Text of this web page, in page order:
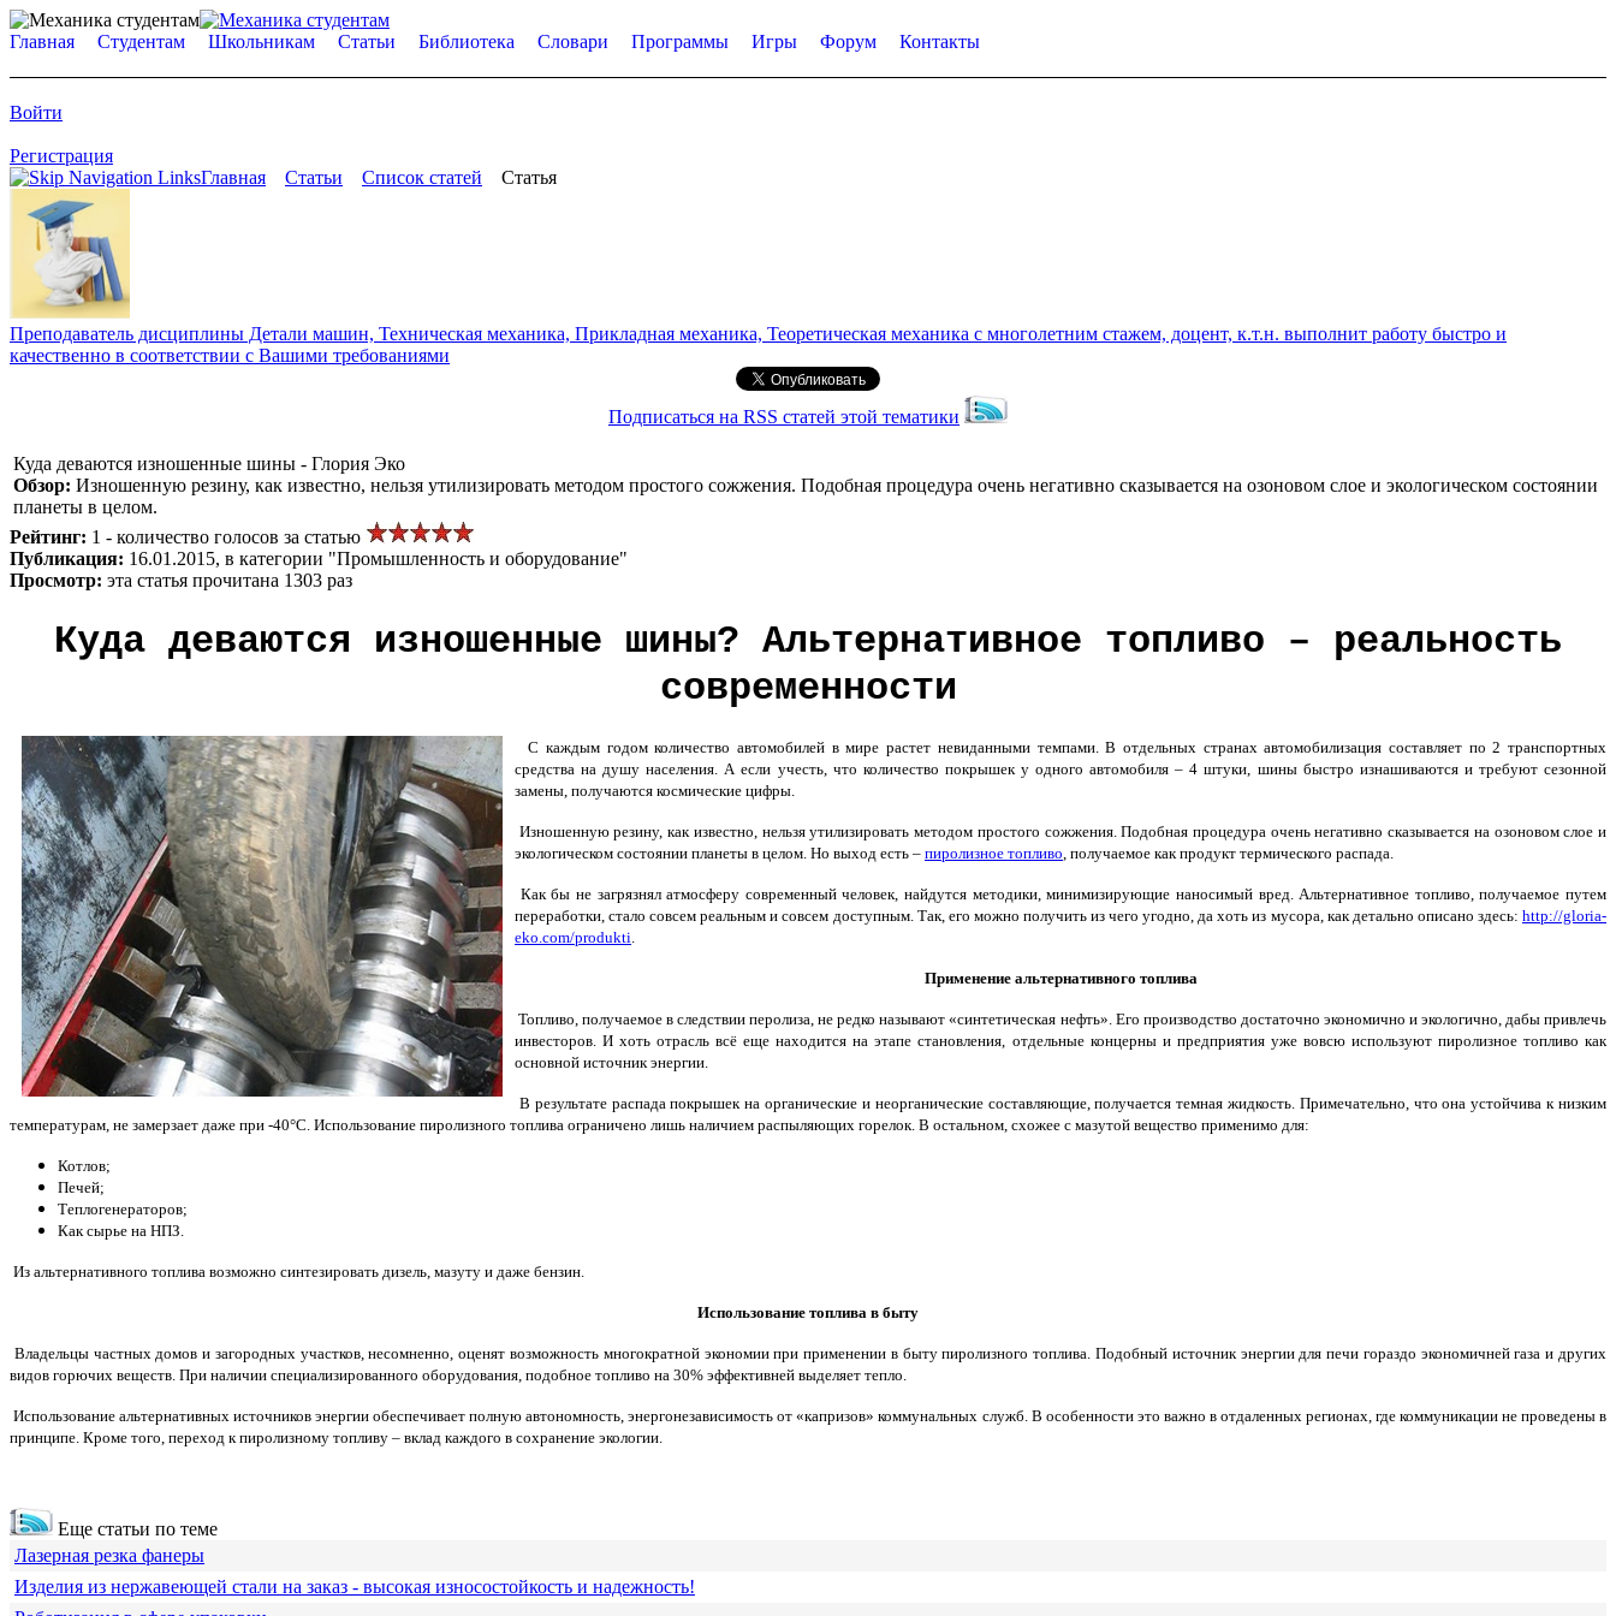
Главная Студентам Школьникам Статьи Библиотека Словари Программы Игры Форум Контакты
Войти
Регистрация
Главная
Статьи Список статей Статья
Преподаватель дисциплины Детали машин, Техническая механика, Прикладная механика, Теоретическая механика с многолетним стажем, доцент, к.т.н. выполнит работу быстро и
качественно в соответствии с Вашими требованиями
Подписаться на RSS статей этой тематики
Куда деваются изношенные шины - Глория Эко
Обзор: Изношенную резину, как известно, нельзя утилизировать методом простого сожжения. Подобная процедура очень негативно сказывается на озоновом слое и экологическом состоянии
планеты в целом.
Рейтинг: 1 - количество голосов за статью
Публикация: 16.01.2015, в категории "Промышленность и оборудование"
Просмотр: эта статья прочитана 1303 раз
Куда деваются изношенные шины? Альтернативное топливо – реальность
современности
С каждым годом количество автомобилей в мире растет невиданными темпами. В отдельных странах автомобилизация составляет по 2 транспортных
средства на душу населения. А если учесть, что количество покрышек у одного автомобиля – 4 штуки, шины быстро изнашиваются и требуют сезонной
замены, получаются космические цифры.
Изношенную резину, как известно, нельзя утилизировать методом простого сожжения. Подобная процедура очень негативно сказывается на озоновом слое и
экологическом состоянии планеты в целом. Но выход есть – пиролизное топливо, получаемое как продукт термического распада.
Как бы не загрязнял атмосферу современный человек, найдутся методики, минимизирующие наносимый вред. Альтернативное топливо, получаемое путем
переработки, стало совсем реальным и совсем доступным. Так, его можно получить из чего угодно, да хоть из мусора, как детально описано здесь: http://gloria-
eko.com/produkti.
Применение альтернативного топлива
Топливо, получаемое в следствии перолиза, не редко называют «синтетическая нефть». Его производство достаточно экономично и экологично, дабы привлечь
инвесторов. И хоть отрасль всё еще находится на этапе становления, отдельные концерны и предприятия уже вовсю используют пиролизное топливо как
основной источник энергии.
В результате распада покрышек на органические и неорганические составляющие, получается темная жидкость. Примечательно, что она устойчива к низким
температурам, не замерзает даже при -40°С. Использование пиролизного топлива ограничено лишь наличием распыляющих горелок. В остальном, схожее с мазутой вещество применимо для:
Котлов;
Печей;
Теплогенераторов;
Как сырье на НПЗ.
Из альтернативного топлива возможно синтезировать дизель, мазуту и даже бензин.
Использование топлива в быту
Владельцы частных домов и загородных участков, несомненно, оценят возможность многократной экономии при применении в быту пиролизного топлива. Подобный источник энергии для печи гораздо экономичней газа и других
видов горючих веществ. При наличии специализированного оборудования, подобное топливо на 30% эффективней выделяет тепло.
Использование альтернативных источников энергии обеспечивает полную автономность, энергонезависимость от «капризов» коммунальных служб. В особенности это важно в отдаленных регионах, где коммуникации не проведены в
принципе. Кроме того, переход к пиролизному топливу – вклад каждого в сохранение экологии.
Еще статьи по теме
Лазерная резка фанеры
Изделия из нержавеющей стали на заказ - высокая износостойкость и надежность!